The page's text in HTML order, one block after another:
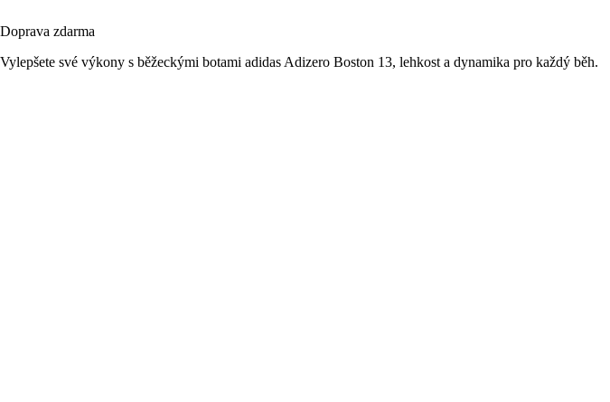
Doprava zdarma
Vylepšete své výkony s běžeckými botami adidas Adizero Boston 13, lehkost a dynamika pro každý běh.